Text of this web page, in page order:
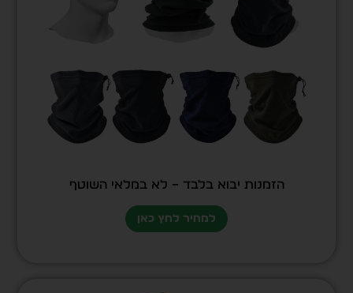
הזמנות יבוא בלבד – לא במלאי השוטף
למחיר לחץ כאן